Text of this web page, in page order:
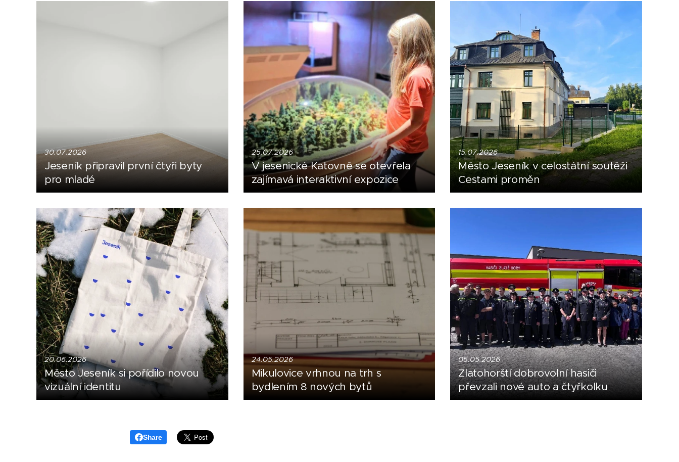
30.07.2026
Jeseník připravil první čtyři byty
pro mladé
25.07.2026
V jesenické Katovně se otevřela
zajímavá interaktivní expozice
15.07.2026
Město Jeseník v celostátní soutěži
Cestami proměn
20.06.2026
Město Jeseník si pořídilo novou
vizuální identitu
24.05.2026
Mikulovice vrhnou na trh s
bydlením 8 nových bytů
05.05.2026
Zlatohorští dobrovolní hasiči
převzali nové auto a čtyřkolku
Share